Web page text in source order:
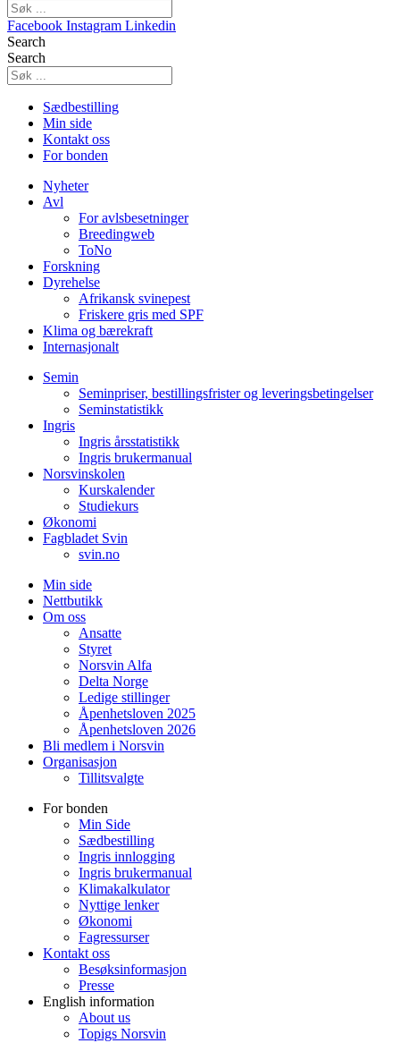
Facebook Instagram Linkedin
Search
Search
Sædbestilling
Min side
Kontakt oss
For bonden
Nyheter
Avl
For avlsbesetninger
Breedingweb
ToNo
Forskning
Dyrehelse
Afrikansk svinepest
Friskere gris med SPF
Klima og bærekraft
Internasjonalt
Semin
Seminpriser, bestillingsfrister og leveringsbetingelser
Seminstatistikk
Ingris
Ingris årsstatistikk
Ingris brukermanual
Norsvinskolen
Kurskalender
Studiekurs
Økonomi
Fagbladet Svin
svin.no
Min side
Nettbutikk
Om oss
Ansatte
Styret
Norsvin Alfa
Delta Norge
Ledige stillinger
Åpenhetsloven 2025
Åpenhetsloven 2026
Bli medlem i Norsvin
Organisasjon
Tillitsvalgte
For bonden
Min Side
Sædbestilling
Ingris innlogging
Ingris brukermanual
Klimakalkulator
Nyttige lenker
Økonomi
Fagressurser
Kontakt oss
Besøksinformasjon
Presse
English information
About us
Topigs Norsvin